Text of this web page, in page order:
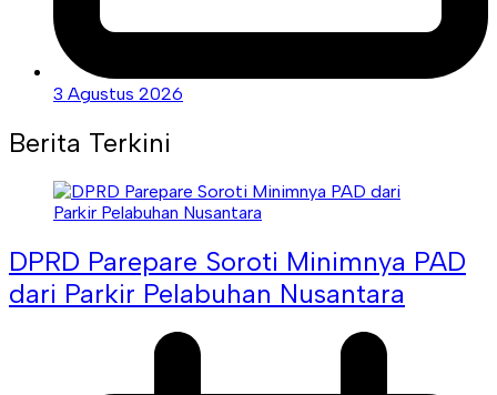
3 Agustus 2026
Berita Terkini
DPRD Parepare Soroti Minimnya PAD
dari Parkir Pelabuhan Nusantara